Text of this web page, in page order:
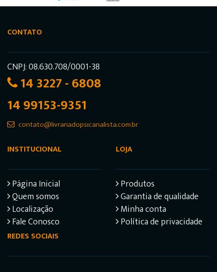
CONTATO
CNPJ: 08.630.708/0001-38
14 3227 - 6808
14 99153-9351
contato@livrariadopsicanalista.com.br
INSTITUCIONAL
Página Inicial
Quem somos
Localização
Fale Conosco
LOJA
Produtos
Garantia de qualidade
Minha conta
Política de privacidade
REDES SOCIAIS